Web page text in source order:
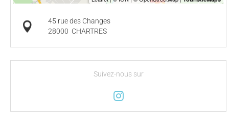
45 rue des Changes
28000 CHARTRES
Suivez-nous sur